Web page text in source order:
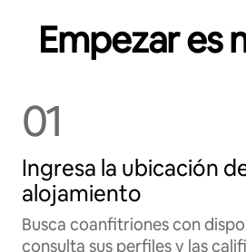
Empezar es
01
Ingresa la ubicación
alojamiento
Busca coanfitriones con
consulta sus perfiles y las